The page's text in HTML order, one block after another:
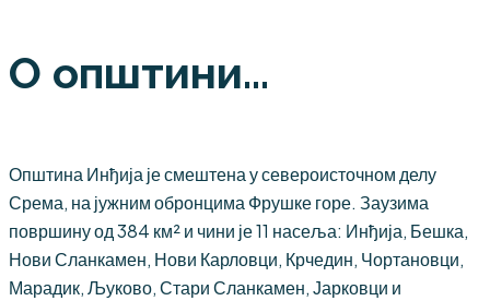
О општини...
Општина Инђија је смештена у североисточном делу
Срема, на јужним обронцима Фрушке горе. Заузима
површину од 384 км² и чини је 11 насеља: Инђија, Бешка,
Нови Сланкамен, Нови Карловци, Крчедин, Чортановци,
Марадик, Љуково, Стари Сланкамен, Јарковци и